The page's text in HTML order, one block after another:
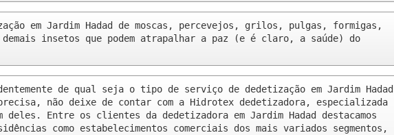
em Jardim Hadad de moscas, percevejos, grilos, pulgas, formigas,
demais insetos que podem atrapalhar a paz (e é claro, a saúde) do
de qual seja o tipo de serviço de dedetização em Jardim Hadad
não deixe de contar com a Hidrotex dedetizadora, especializada
deles. Entre os clientes da dedetizadora em Jardim Hadad destacamos
como estabelecimentos comerciais dos mais variados segmentos,